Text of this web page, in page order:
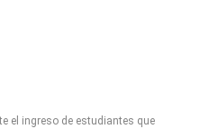
el ingreso de estudiantes que